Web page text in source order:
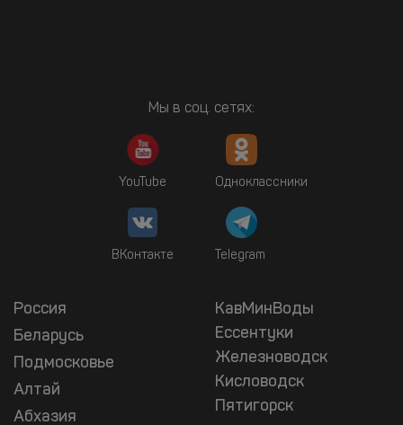
Мы в соц. сетях:
YouTube Одноклассники
ВКонтакте Telegram
Россия
Беларусь
Подмосковье
Алтай
Абхазия
КавМинВоды
Ессентуки
Железноводск
Кисловодск
Пятигорск